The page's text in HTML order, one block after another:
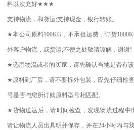
料以次充好★★★
支持物流，和货运;支持现金，银行转账。
★本公司原料100KG ，不承担运费，订货
外客户物流，或货运;不便之处敬请谅解，谢谢!
★选用物流或者的买家，请先确认当地是否有该
★原料到厂后，请不要拆外包装，应先仔细检
号是否与您所订购原料型号相匹配。
★货物送达后，请时间检查，发现物流过程中
请让物流人员出具明并保存，并在24小时内与